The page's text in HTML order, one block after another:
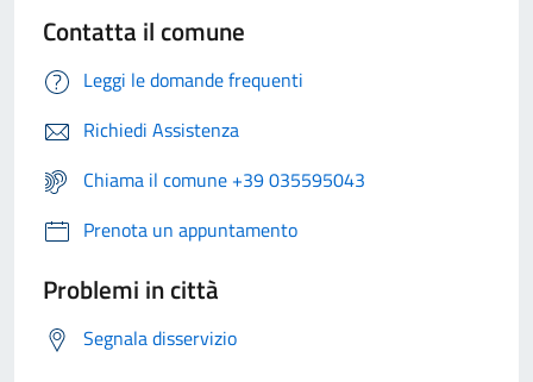
Contatta il comune
Leggi le domande frequenti
Richiedi Assistenza
Chiama il comune +39 035595043
Prenota un appuntamento
Problemi in città
Segnala disservizio